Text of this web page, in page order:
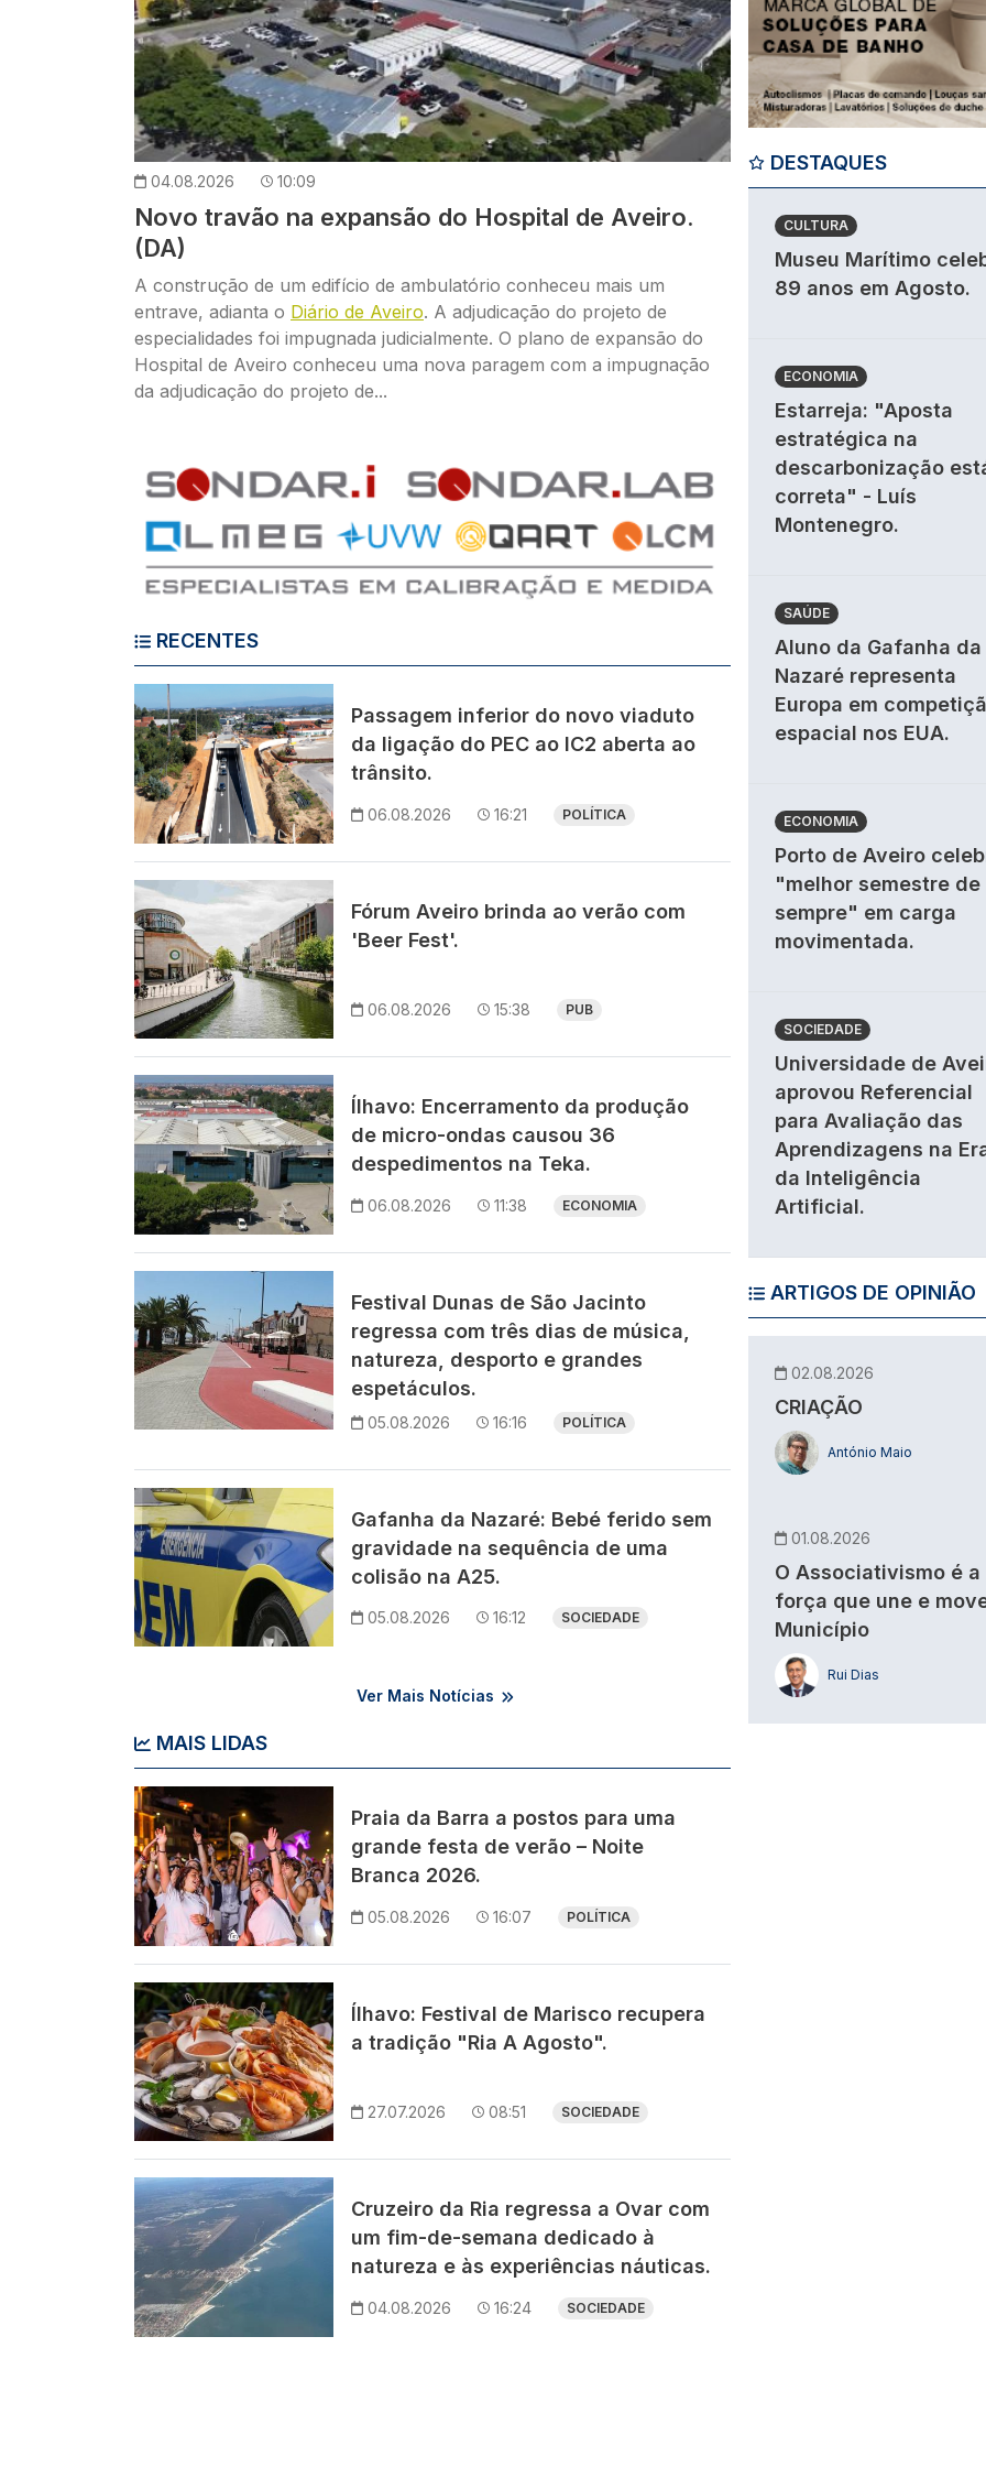
04.08.2026 10:09
Novo travão na expansão do Hospital de Aveiro.
(DA)
A construção de um edifício de ambulatório conheceu mais um
entrave, adianta o Diário de Aveiro. A adjudicação do projeto de
especialidades foi impugnada judicialmente. O plano de expansão do
Hospital de Aveiro conheceu uma nova paragem com a impugnação
da adjudicação do projeto de...
RECENTES
Imagem
Passagem inferior do novo viaduto
da ligação do PEC ao IC2 aberta ao
trânsito.
06.08.2026 16:21 POLÍTICA
Imagem
Fórum Aveiro brinda ao verão com
'Beer Fest'.
06.08.2026 15:38 PUB
Imagem
Ílhavo: Encerramento da produção
de micro-ondas causou 36
despedimentos na Teka.
06.08.2026 11:38 ECONOMIA
Festival Dunas de São Jacinto
regressa com três dias de música,
natureza, desporto e grandes
espetáculos.
05.08.2026 16:16 POLÍTICA
Imagem
Gafanha da Nazaré: Bebé ferido sem
gravidade na sequência de uma
colisão na A25.
05.08.2026 16:12 SOCIEDADE
Ver Mais Notícias
MAIS LIDAS
Imagem
Praia da Barra a postos para uma
grande festa de verão – Noite
Branca 2026.
05.08.2026 16:07 POLÍTICA
Imagem
Ílhavo: Festival de Marisco recupera
a tradição "Ria A Agosto".
27.07.2026 08:51 SOCIEDADE
Imagem
Cruzeiro da Ria regressa a Ovar com
um fim-de-semana dedicado à
natureza e às experiências náuticas.
04.08.2026 16:24 SOCIEDADE
DESTAQUES
CULTURA
Museu Marítimo
89 anos em Agosto.
ECONOMIA
Estarreja: "Aposta
estratégica na
descarbonização
correta" - Luís
Montenegro.
SAÚDE
Aluno da Gafanha da
Nazaré representa
Europa em
espacial nos EUA.
ECONOMIA
Porto de Aveiro
"melhor semestre de
sempre" em carga
movimentada.
SOCIEDADE
Universidade de
aprovou Referencial
para Avaliação das
Aprendizagens na
da Inteligência
Artificial.
ARTIGOS DE OPINIÃO
02.08.2026
CRIAÇÃO
António Maio
01.08.2026
O Associativismo é a
força que une e
Município
Rui Dias